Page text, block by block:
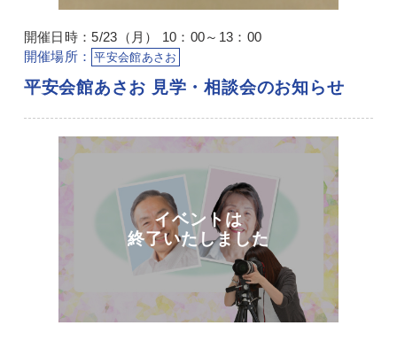
開催日時：5/23（月） 10：00～13：00
開催場所：
平安会館あさお
平安会館あさお 見学・相談会のお知らせ